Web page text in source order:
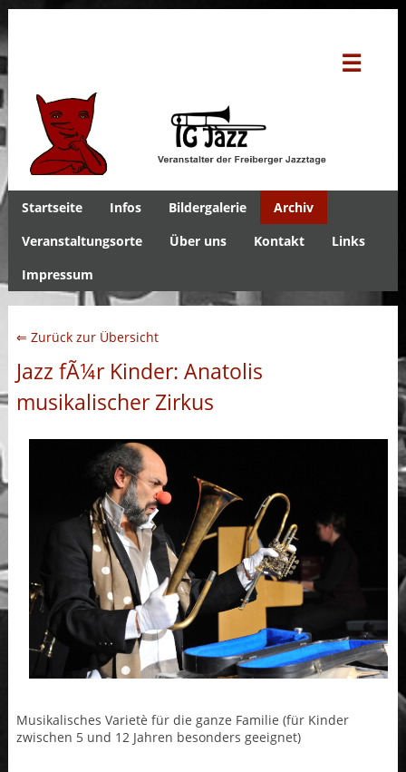
☰
Startseite Infos Bildergalerie
Archiv
Veranstaltungsorte
Über uns Kontakt
Links
Impressum
⇐ Zurück zur Übersicht
Jazz fÃ¼r Kinder: Anatolis
musikalischer Zirkus
Musikalisches Varietè für die ganze Familie (für Kinder
zwischen 5 und 12 Jahren besonders geeignet)